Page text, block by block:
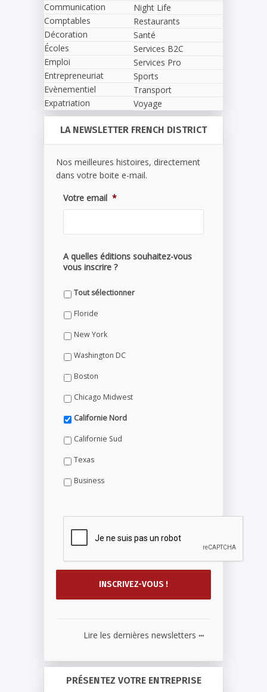
Communication
Comptables
Décoration
Écoles
Emploi
Entrepreneuriat
Evènementiel
Expatriation
Night Life
Restaurants
Santé
Services B2C
Services Pro
Sports
Transport
Voyage
LA NEWSLETTER FRENCH DISTRICT
Nos meilleures histoires, directement
dans votre boite e-mail.
Votre email *
A quelles éditions souhaitez-vous
vous inscrire ?
Tout sélectionner
Floride
New York
Washington DC
Boston
Chicago Midwest
Californie Nord
Californie Sud
Texas
Business
Lire les dernières newsletters ...
PRÉSENTEZ VOTRE ENTREPRISE